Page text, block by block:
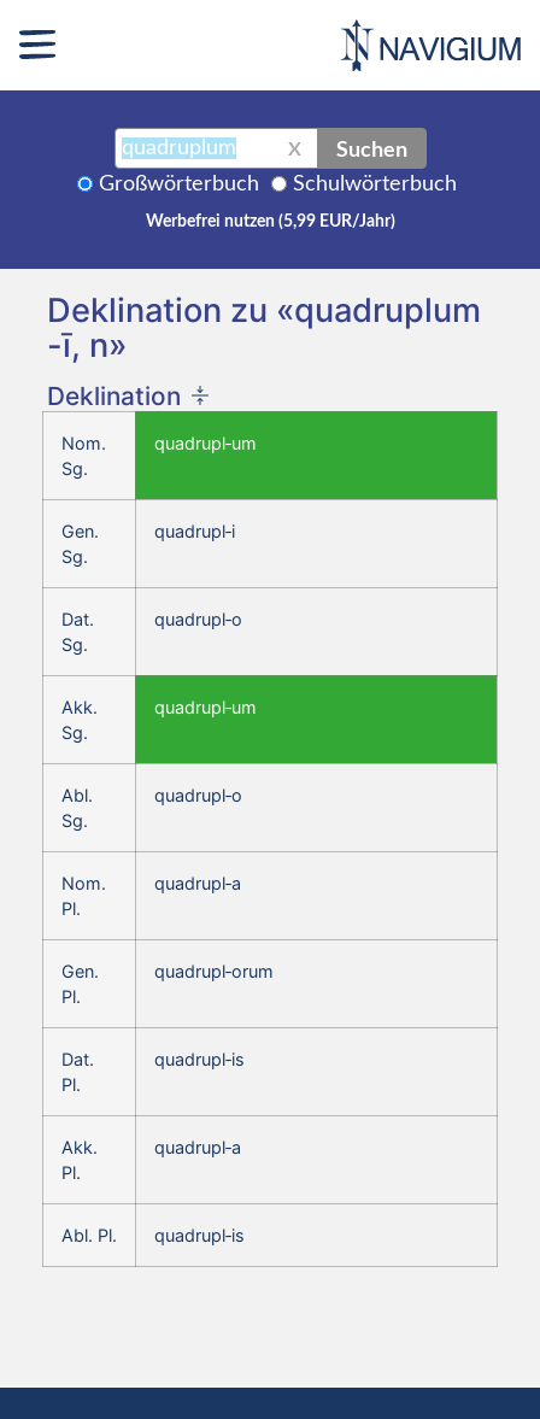
X Suchen
Großwörterbuch Schulwörterbuch
Werbefrei nutzen (5,99 EUR/Jahr)
Deklination zu «quadruplum
-ī, n»
Deklination
Nom.
Sg.
quadrupl‑um
Gen.
Sg.
quadrupl‑i
Dat.
Sg.
quadrupl‑o
Akk.
Sg.
quadrupl‑um
Abl.
Sg.
quadrupl‑o
Nom.
Pl.
quadrupl‑a
Gen.
Pl.
quadrupl‑orum
Dat.
Pl.
quadrupl‑is
Akk.
Pl.
quadrupl‑a
Abl. Pl. quadrupl‑is